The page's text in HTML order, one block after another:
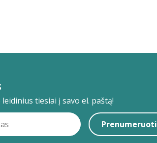
tiesiai į savo el. paštą!
Prenumeruoti